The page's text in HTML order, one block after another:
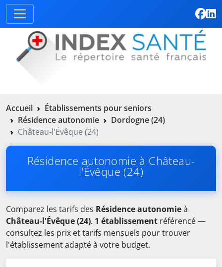
Accueil
Établissements pour seniors
Résidence autonomie
Dordogne (24)
Château-l'Évêque (24)
Résidence autonomie à Château-
l'Évêque (24)
Comparez les tarifs des Résidence autonomieà
Château-l'Évêque (24). 1 établissement référencé —
consultez les prix et tarifs mensuels pour trouver
l'établissement adapté à votre budget.